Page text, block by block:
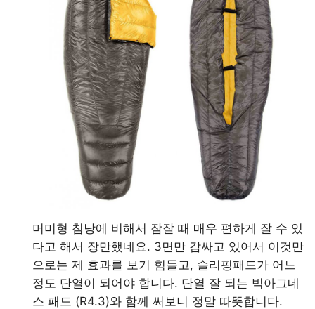
머미형 침낭에 비해서 잠잘 때 매우 편하게 잘 수 있
다고 해서 장만했네요. 3면만 감싸고 있어서 이것만
으로는 제 효과를 보기 힘들고, 슬리핑패드가 어느
정도 단열이 되어야 합니다. 단열 잘 되는 빅아그네
스 패드 (R4.3)와 함께 써보니 정말 따뜻합니다.